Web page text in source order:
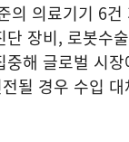
의 의료기기 6
장비, 로봇수
해 글로벌 시
될 경우 수입